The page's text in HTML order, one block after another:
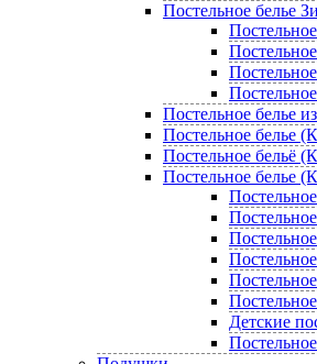
Постельное белье
Постельное белье
Постельное белье
Постельное бельё
Постельное белье
Детские